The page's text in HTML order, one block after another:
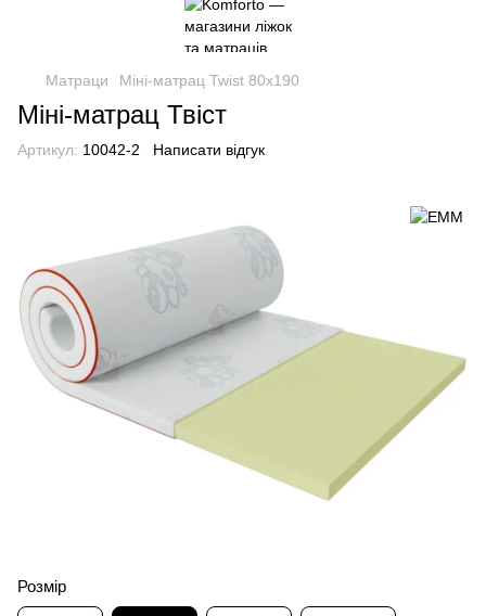
Матраци Міні-матрац Twist 80x190
Міні-матрац Твіст
Артикул: 10042-2 Написати відгук
Розмір